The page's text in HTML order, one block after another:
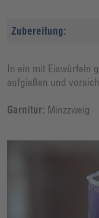
Zubereitung:
In ein mit Eiswürfeln
aufgießen und
Garnitur: Minzzweig